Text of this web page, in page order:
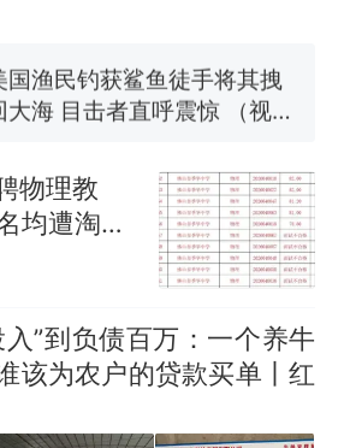
多朵
国渔民钓获鲨鱼徒手将其拽
大海 目击者直呼震惊 （视频
方通报
那个在床头放菜刀的女孩，
老师一句“跟我回家”改写了
物理教
均遭淘
叫停招
入”到负债百万：一个养牛
该为农户的贷款买单丨红